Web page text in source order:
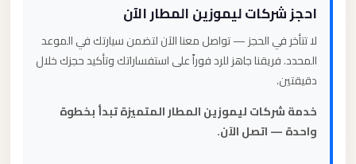
احجز شركات ليموزين المطار الآن
لا تتأخر في الحجز — تواصل معنا الآن لتضمن سيارتك في الموعد
المحدد. فريقنا جاهز للرد فوراً على استفساراتك وتأكيد حجزك خلال
دقيقتين.
خدمة شركات ليموزين المطار المتميزة تبدأ بخطوة
واحدة — اتصل الآن.